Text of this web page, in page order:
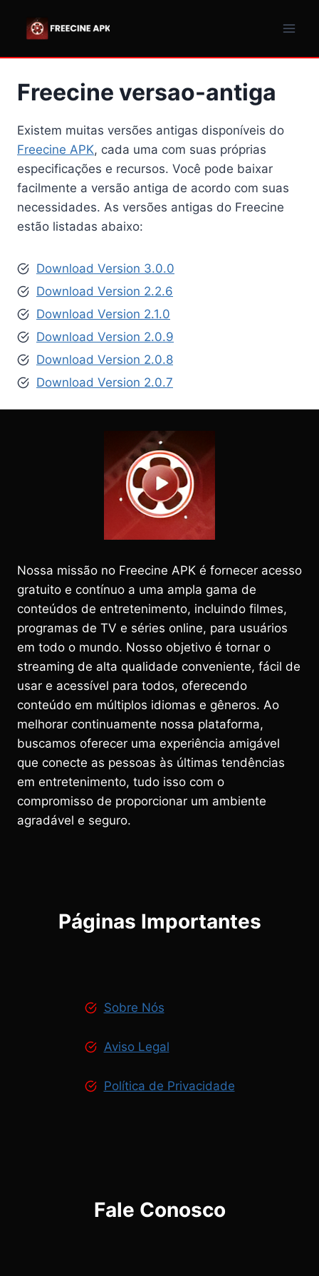
Freecine versao-antiga
Existem muitas versões antigas disponíveis do
Freecine APK, cada uma com suas próprias
especificações e recursos. Você pode baixar
facilmente a versão antiga de acordo com suas
necessidades. As versões antigas do Freecine
estão listadas abaixo:
Download Version 3.0.0
Download Version 2.2.6
Download Version 2.1.0
Download Version 2.0.9
Download Version 2.0.8
Download Version 2.0.7
Nossa missão no Freecine APK é fornecer acesso
gratuito e contínuo a uma ampla gama de
conteúdos de entretenimento, incluindo filmes,
programas de TV e séries online, para usuários
em todo o mundo. Nosso objetivo é tornar o
streaming de alta qualidade conveniente, fácil de
usar e acessível para todos, oferecendo
conteúdo em múltiplos idiomas e gêneros. Ao
melhorar continuamente nossa plataforma,
buscamos oferecer uma experiência amigável
que conecte as pessoas às últimas tendências
em entretenimento, tudo isso com o
compromisso de proporcionar um ambiente
agradável e seguro.
Páginas Importantes
Sobre Nós
Aviso Legal
Política de Privacidade
Fale Conosco